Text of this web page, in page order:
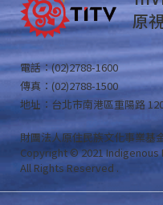
原
電話：(02)2788-1600
傳真：(02)2788-1500
地址：台北市南港區重陽路
財團法人原住民族文化事業基
Copyright © 2021
All Rights Reserved .